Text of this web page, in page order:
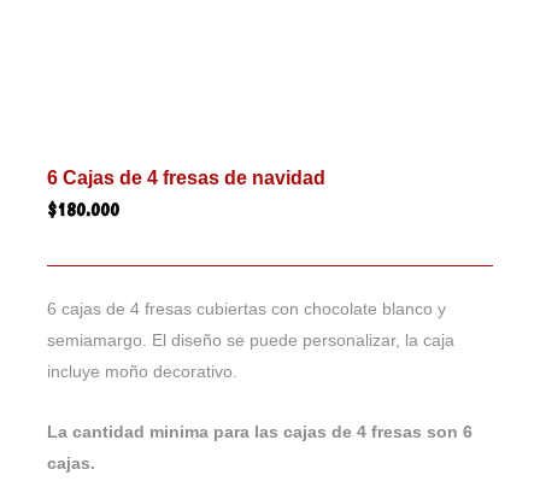
6 Cajas de 4 fresas de navidad
$180.000
6 cajas de 4 fresas cubiertas con chocolate blanco y
semiamargo. El diseño se puede personalizar, la caja
incluye moño decorativo.
La cantidad minima para las cajas de 4 fresas son 6
cajas.